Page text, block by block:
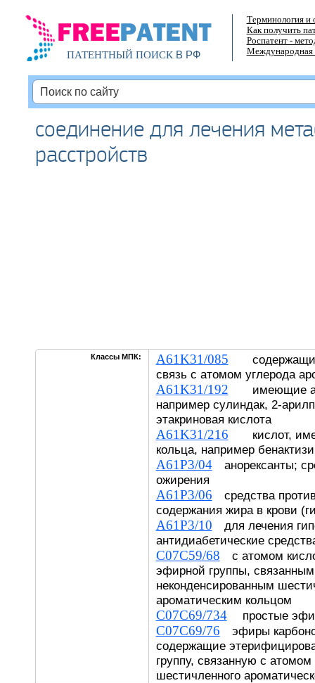
ПАТЕНТНЫЙ ПОИСКВ РФ
Терминология и
Как получить
Роспатент -
Международная
соединение для лечения
расстройств
Классы МПК: A61K31/085
связь с атомом углерода
A61K31/192 имеющие
например сулиндак, 2-
этакриновая кислота
A61K31/216 кислот,
кольца, например
A61P3/04анорексанты;
ожирения
A61P3/06 средства
содержания жира в крови
A61P3/10 для лечения
антидиабетические
C07C59/68 с атомом
эфирной группы,
неконденсированным
ароматическим кольцом
C07C69/734простые
C07C69/76 эфиры
содержащие
группу, связанную с атомом
шестичленного